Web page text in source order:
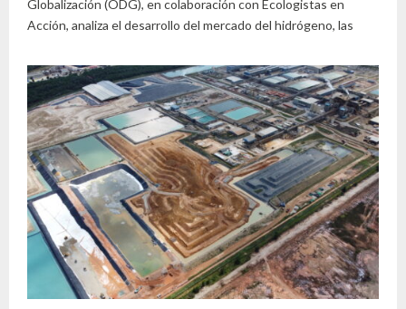
Globalización (ODG), en colaboración con Ecologistas en
Acción, analiza el desarrollo del mercado del hidrógeno, las